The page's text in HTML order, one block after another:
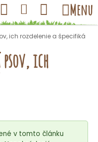
Hľadať Prihlásenie
Nákupný
košík
Menu
ich rozdelenie a špecifiká
ich
v tomto článku